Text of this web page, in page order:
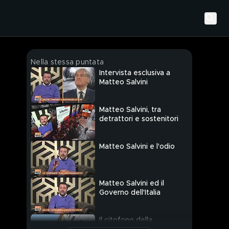
Nella stessa puntata
Intervista esclusiva a
Matteo Salvini
Matteo Salvini, tra
detrattori e sostenitori
Matteo Salvini e l'odio
Matteo Salvini ed il
Governo dell'Italia
Il citofono della